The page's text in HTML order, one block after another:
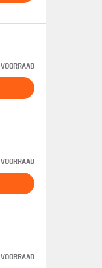
VOORRAAD
VOORRAAD
VOORRAAD